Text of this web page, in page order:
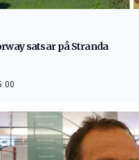
satsar på Stranda